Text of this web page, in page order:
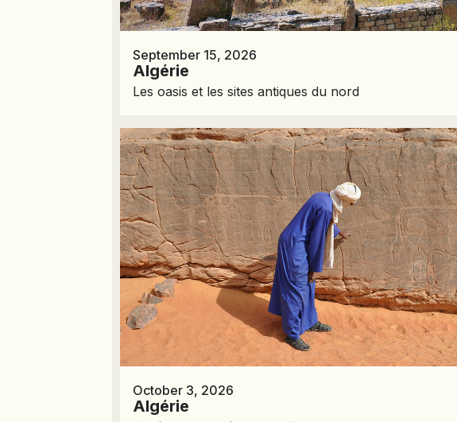
September 15, 2026
Algérie
Les oasis et les sites antiques du nord
October 3, 2026
Algérie